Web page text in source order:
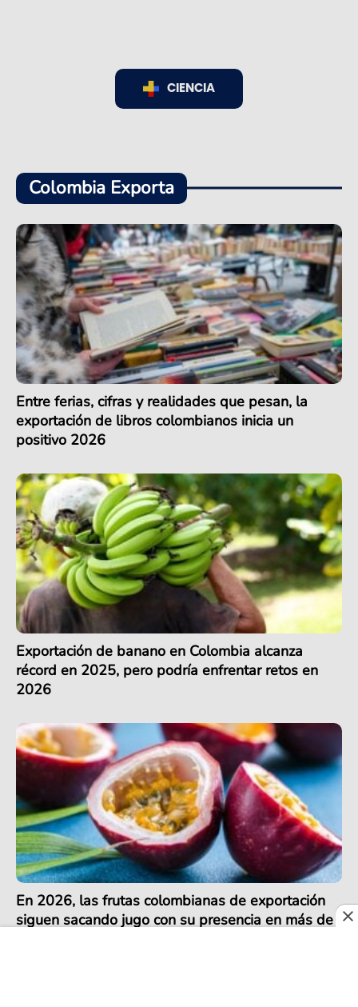
CIENCIA
Colombia Exporta
Entre ferias, cifras y realidades que pesan, la
exportación de libros colombianos inicia un
positivo 2026
Exportación de banano en Colombia alcanza
récord en 2025, pero podría enfrentar retos en
2026
En 2026, las frutas colombianas de exportación
siguen sacando jugo con su presencia en más de